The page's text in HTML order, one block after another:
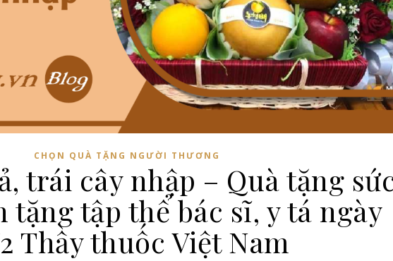
CHỌN QUÀ TẶNG NGƯỜI THƯƠNG
trái cây nhập – Quà tặng
tặng tập thể bác sĩ, y tá ngày
Thầy thuốc Việt Nam